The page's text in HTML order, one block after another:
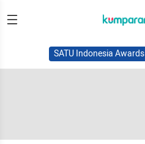
SATU Indonesia Awards